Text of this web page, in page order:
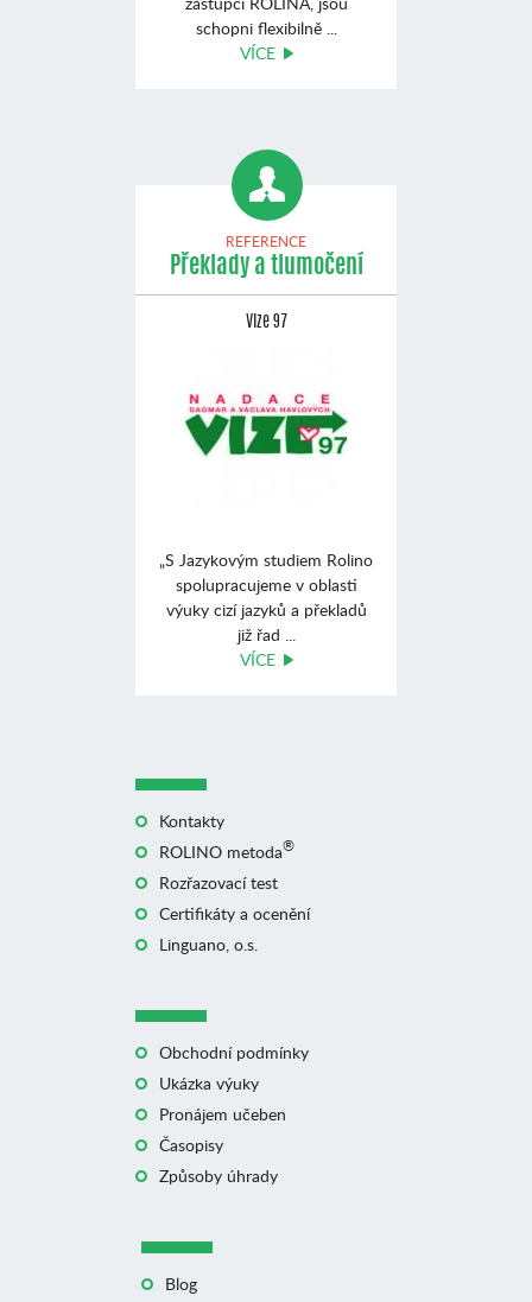
schopni flexibilně ...
VÍCE
REFERENCE
Překlady a tlumočení
Vize 97
„S Jazykovým studiem Rolino
spolupracujeme v oblasti
výuky cizí jazyků a překladů
již řad ...
VÍCE
Kontakty
ROLINO metoda®
Rozřazovací test
Certifikáty a ocenění
Linguano, o.s.
Obchodní podmínky
Ukázka výuky
Pronájem učeben
Časopisy
Způsoby úhrady
Blog